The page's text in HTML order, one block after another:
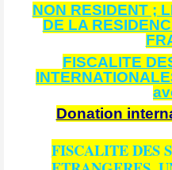
NON RESIDENT ;
DE LA
FISCALITE
Donation
FISCALITE DES